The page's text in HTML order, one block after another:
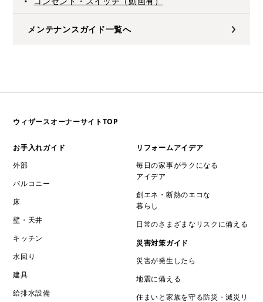
メンテナンスガイド一覧へ
ウィザースオーナーサイトTOP
お手入れガイド
外部
バルコニー
床
壁・天井
キッチン
水回り
建具
給排水設備
リフォームアイデア
毎日の家事がラクになる
アイデア
創エネ・断熱のエコな
暮らし
日常のさまざまなリスクに備える
災害対策ガイド
災害が発生したら
地震に備える
住まいと家族を守る防災・減災リ